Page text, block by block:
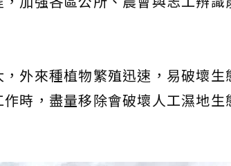
外來種植物繁殖迅速，易破壞生
時，盡量移除會破壞人工濕地